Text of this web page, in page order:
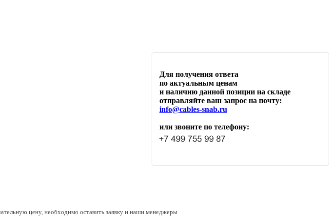
Для получения ответа
по актуальным ценам
и наличию данной позиции на складе
отправляйте ваш запрос на почту:
info@cables-snab.ru
или звоните по телефону:
цену, необходимо оставить заявку и наши менеджеры